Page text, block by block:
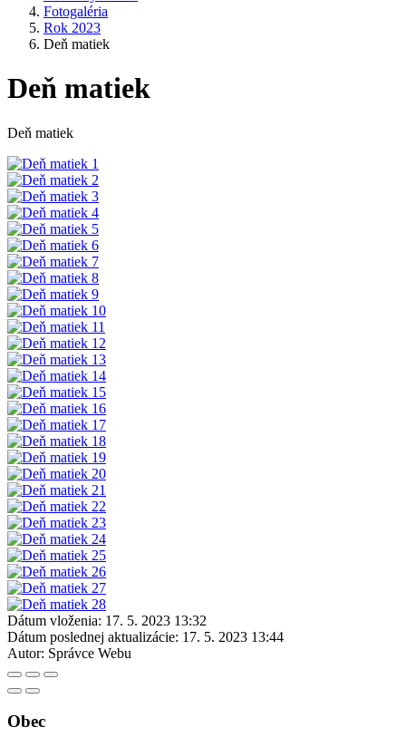
Fotogaléria
Rok 2023
Deň matiek
Deň matiek
Deň matiek
Dátum vloženia: 17. 5. 2023 13:32
Dátum poslednej aktualizácie: 17. 5. 2023 13:44
Autor: Správce Webu
Obec